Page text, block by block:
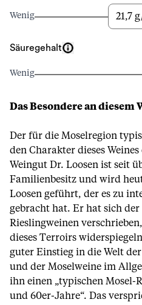
Wenig 21,7
Säuregehalt
Wenig
Das Besondere an diesem
Der für die Moselregion
den Charakter dieses
Weingut Dr. Loosen ist seit
Familienbesitz und wird
Loosen geführt, der es zu
gebracht hat. Er hat sich
Rieslingweinen
dieses Terroirs
guter Einstieg in die Welt
und der Moselweine im
ihn einen „typischen Mosel-
und 60er-Jahre“. Das